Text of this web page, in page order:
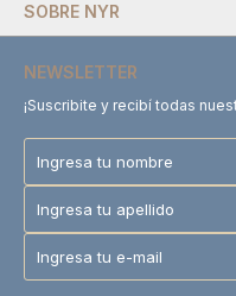
SOBRE NYR
NEWSLETTER
¡Suscribite y recibí todas